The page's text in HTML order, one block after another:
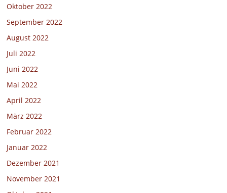
Oktober 2022
September 2022
August 2022
Juli 2022
Juni 2022
Mai 2022
April 2022
März 2022
Februar 2022
Januar 2022
Dezember 2021
November 2021